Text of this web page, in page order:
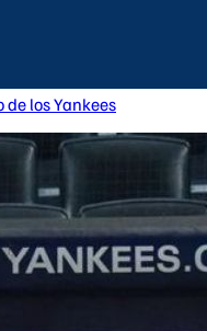
los Yankees